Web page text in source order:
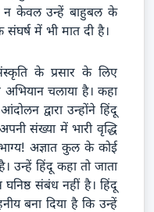
न केवल उन्हें बाहुबल के
में भी मात दी है।
के प्रसार के लिए
चलाया है। कहा
द्वारा उन्होंने हिंदू
संख्या में भारी वृद्धि
अज्ञात कुल के कोई
उन्हें हिंदू कहा तो जाता
संबंध नहीं है। हिंदू
बना दिया है कि उन्हें